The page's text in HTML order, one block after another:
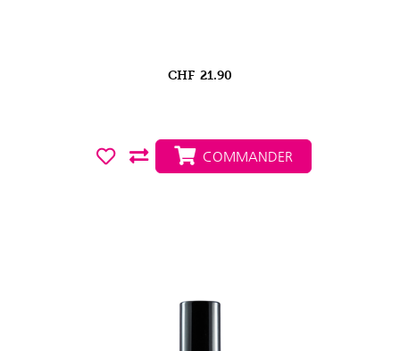
CHF 21.90
COMMANDER